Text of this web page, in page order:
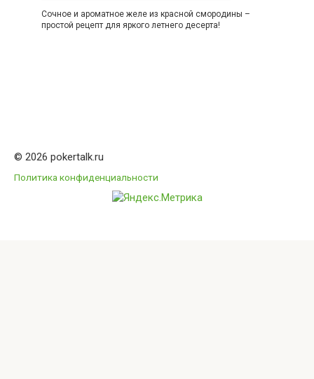
Сочное и ароматное желе из красной смородины –
простой рецепт для яркого летнего десерта!
© 2026 pokertalk.ru
Политика конфиденциальности